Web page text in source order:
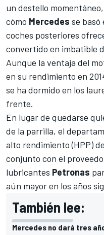
un destello
cómo Mercedes se basó
coches posteriores
convertido en imbatible
Aunque la ventaja del
en su rendimiento en
se ha dormido en los
frente.
En lugar de quedarse
de la parrilla, el
alto rendimiento (HPP)
conjunto con el
lubricantes Petronas
aún mayor en los años
También lee:
Mercedes no dará tres